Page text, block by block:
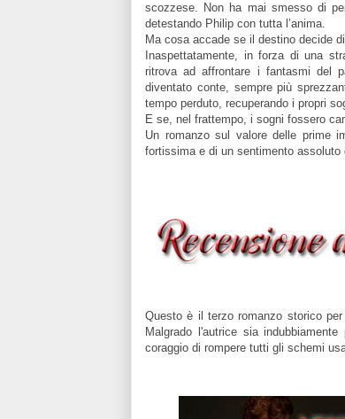
scozzese. Non ha mai smesso di
detestando Philip con tutta l’anima.
Ma cosa accade se il destino decide
Inaspettatamente, in forza di una
ritrova ad affrontare i fantasmi del
diventato conte, sempre più
tempo perduto, recuperando i propri
E se, nel frattempo, i sogni fossero
Un romanzo sul valore delle prime
fortissima e di un sentimento assoluto
Questo è il terzo romanzo storico
Malgrado l'autrice sia
coraggio di rompere tutti gli schemi